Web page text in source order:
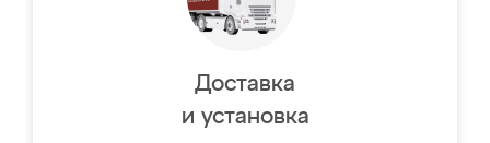
Доставка
и установка